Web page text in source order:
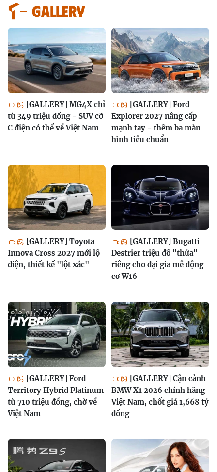
GALLERY
[GALLERY] MG4X chỉ
từ 349 triệu đồng - SUV cỡ
C điện có thể về Việt Nam
[GALLERY] Ford
Explorer 2027 nâng cấp
mạnh tay - thêm ba màn
hình tiêu chuẩn
[GALLERY] Toyota
Innova Cross 2027 mới lộ
diện, thiết kế "lột xác"
[GALLERY] Bugatti
Destrier triệu đô "thửa"
riêng cho đại gia mê động
cơ W16
[GALLERY] Ford
Territory Hybrid Platinum
từ 710 triệu đồng, chờ về
Việt Nam
[GALLERY] Cận cảnh
BMW X1 2026 chính hãng
Việt Nam, chốt giá 1,668 tỷ
đồng